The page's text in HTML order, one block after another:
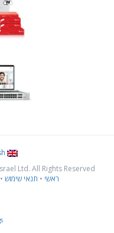
English
Ltd. All Rights Reserved.
ראשי• תנאי שימוש•